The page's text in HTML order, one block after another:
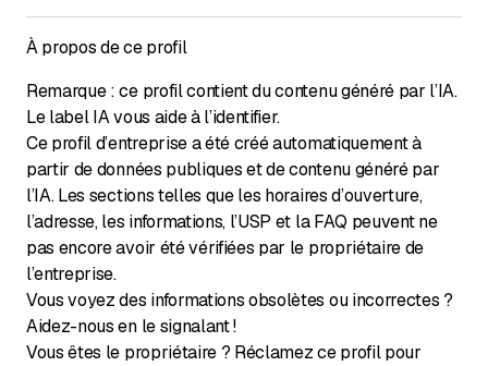
À propos de ce profil
Remarque : ce profil contient du contenu généré par l’IA.
Le label IA vous aide à l’identifier.
Ce profil d’entreprise a été créé automatiquement à
partir de données publiques et de contenu généré par
l’IA. Les sections telles que les horaires d’ouverture,
l’adresse, les informations, l’USP et la FAQ peuvent ne
pas encore avoir été vérifiées par le propriétaire de
l’entreprise.
Vous voyez des informations obsolètes ou incorrectes ?
Aidez-nous en le signalant !
Vous êtes le propriétaire ? Réclamez ce profil pour